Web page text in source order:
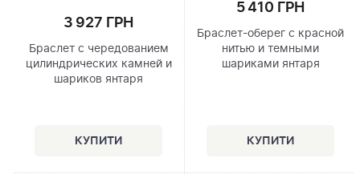
3 927 ГРН
Браслет с чередованием
цилиндрических камней и
шариков янтаря
5 410 ГРН
Браслет-оберег с красной
нитью и темными
шариками янтаря